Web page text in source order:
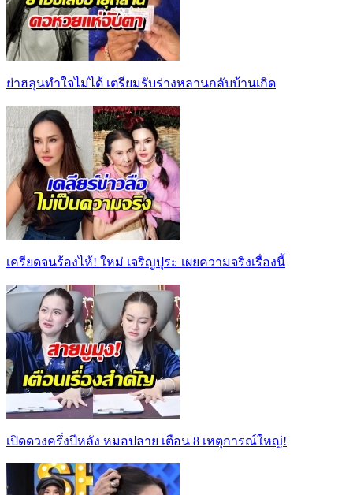
ย่าฮลุนทำใจไม่ได้ เตรียมรับร่างหลานกลับบ้านเกิด
เครียดจนร้องไห้! ใหม่ เจริญปุระ เผยความจริงเรื่องนี้
เปิดดวงครึ่งปีหลัง หมอปลาย เตือน 8 เหตุการณ์ใหญ่!